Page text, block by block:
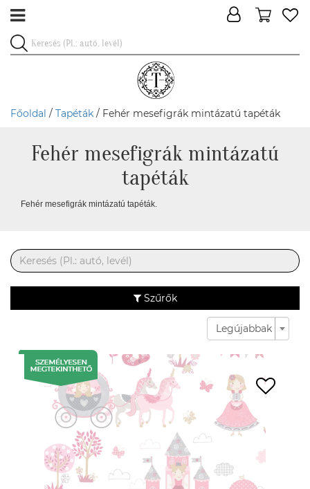
Főoldal / Tapéták / Fehér mesefigrák mintázatú tapéták
Fehér mesefigrák mintázatú
tapéták
Fehér mesefigrák mintázatú tapéták.
Szűrők
Legújabbak